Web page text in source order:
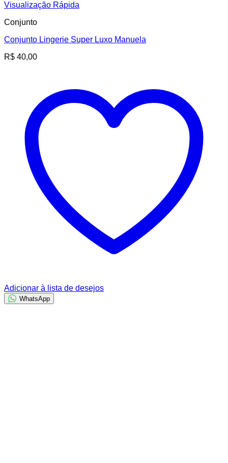
Visualização Rápida
Conjunto
Conjunto Lingerie Super Luxo Manuela
R$ 40,00
Adicionar à lista de desejos
WhatsApp